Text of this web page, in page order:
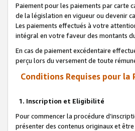
Paiement pour les paiements par carte
de la législation en vigueur ou devenir
Les paiements effectués à votre
intégral en votre faveur des montants
En cas de paiement excédentaire
perçu lors du versement de toute
Conditions Requises pour
1. Inscription et Eligibilité
Pour commencer la procédure
présenter des contenus originaux et